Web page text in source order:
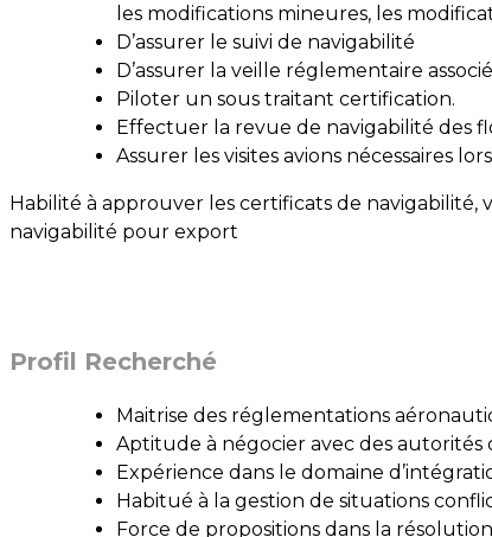
les modifications mineures, les
D’assurer le suivi de navigabilité
D’assurer la veille réglementaire
Piloter un sous traitant certification.
Effectuer la revue de navigabilité des
Assurer les visites avions nécessaires
Habilité à approuver les certificats de navigabilité,
navigabilité pour export
Profil Recherché
Maitrise des réglementations
Aptitude à négocier avec des autorités
Expérience dans le domaine
Habitué à la gestion de situations
Force de propositions dans la